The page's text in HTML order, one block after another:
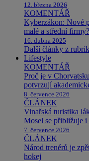
12. března 2026
KOMENTÁŘ
Kyberzákon: Nové
malé a střední firmy?
16. dubna 2025
Další články z
Lifestyle
KOMENTÁŘ
Proč je v
potvrzují
8. července 2026
ČLÁNEK
Vinařská turistika
Mosel se přibližuje
7. července 2026
ČLÁNEK
Národ trenérů je
hokej